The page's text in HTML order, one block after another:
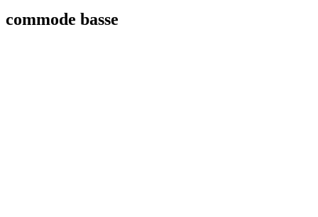
commode basse